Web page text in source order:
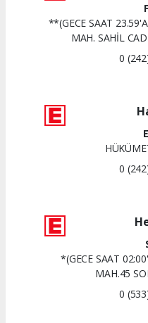
**(GECE SAAT
MAH. SAHİL
0
0
*(GECE SAAT
MAH.45
0